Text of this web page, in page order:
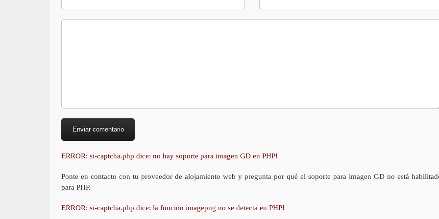
ERROR: si-captcha.php dice: no hay soporte para imagen GD en PHP!
Ponte en contacto con tu proveedor de alojamiento web y pregunta por qué el soporte para imagen GD no está
para PHP.
ERROR: si-captcha.php dice: la función imagepng no se detecta en PHP!